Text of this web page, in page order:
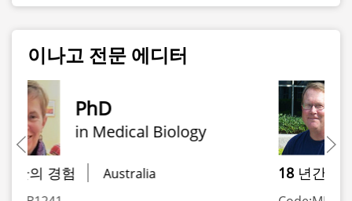
이나고 전문 에디터
in Physiology
18년간의 경험